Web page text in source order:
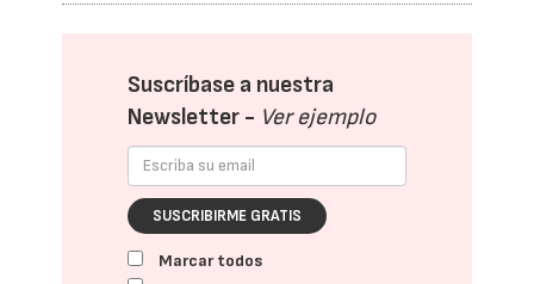
Suscríbase a nuestra
Newsletter - Ver ejemplo
SUSCRIBIRME GRATIS
Marcar todos